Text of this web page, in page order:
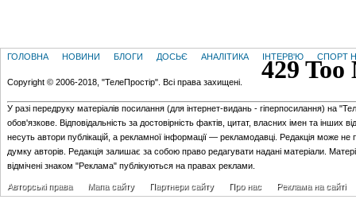
ГОЛОВНА НОВИНИ БЛОГИ ДОСЬЄ АНАЛІТИКА ІНТЕРВ'Ю СПОРТ
Copyright © 2006-2018, "ТелеПростір". Всі права захищені.
У разі передруку матеріалів посилання (для iнтернет-видань - гiперпосилання) на
обов'язкове. Відповідальність за достовірність фактів, цитат, власних імен та інших
несуть автори публікацій, а рекламної інформації — рекламодавці. Редакція може не
думку авторів. Редакція залишає за собою право редагувати надані матеріали.
відмічені знаком "Реклама" публікуються на правах реклами.
Авторські права Мапа сайту Партнери сайту Про нас Реклама на сайті